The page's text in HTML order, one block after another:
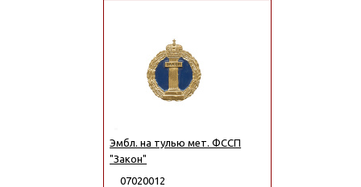
Эмбл. на тулью мет. ФССП
"Закон"
07020012